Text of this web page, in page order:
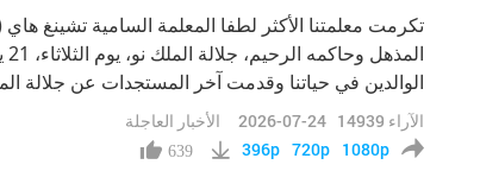
تكرمت معلمتنا الأكثر لطفا المعلمة السامية تشينغ
الوالدين في حياتنا وقدمت آخر المستجدات عن جلالة
من قبل لكنهم لم يعودوا بحاجة إلى الأكل بعد الآن.
من نع
الأخبار العاجلة 2026-07-24 14939 الآراء
639 396p 720p 1080p